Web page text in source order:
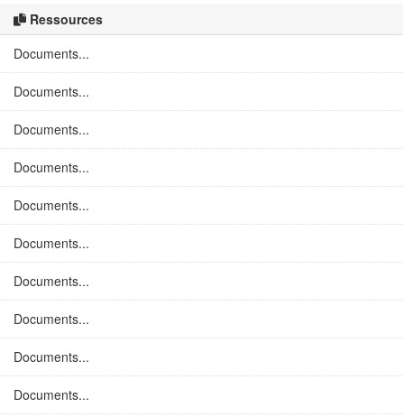
Ressources
Documents...
Documents...
Documents...
Documents...
Documents...
Documents...
Documents...
Documents...
Documents...
Documents...